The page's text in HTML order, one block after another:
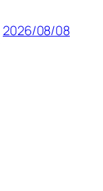
2026/08/08